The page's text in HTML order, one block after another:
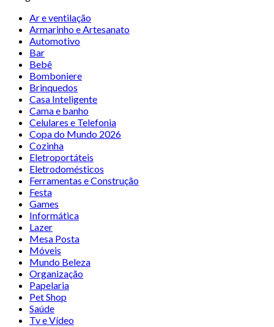
Ar e ventilação
Armarinho e Artesanato
Automotivo
Bar
Bebê
Bomboniere
Brinquedos
Casa Inteligente
Cama e banho
Celulares e Telefonia
Copa do Mundo 2026
Cozinha
Eletroportáteis
Eletrodomésticos
Ferramentas e Construção
Festa
Games
Informática
Lazer
Mesa Posta
Móveis
Mundo Beleza
Organização
Papelaria
Pet Shop
Saúde
Tv e Vídeo